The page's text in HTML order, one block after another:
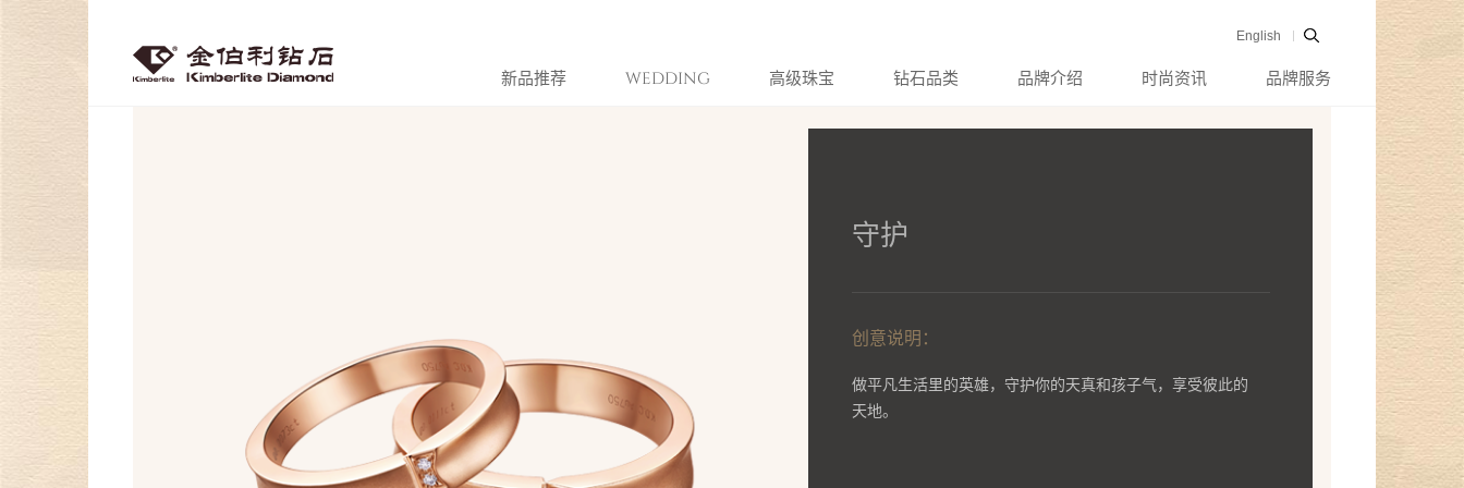
English
新品推荐 WEDDING 高级珠宝 钻石品类 品牌介绍 时尚资讯 品牌服务
守护
创意说明：
做平凡生活里的英雄，守护你的天真和孩子气，享受彼此的
天地。